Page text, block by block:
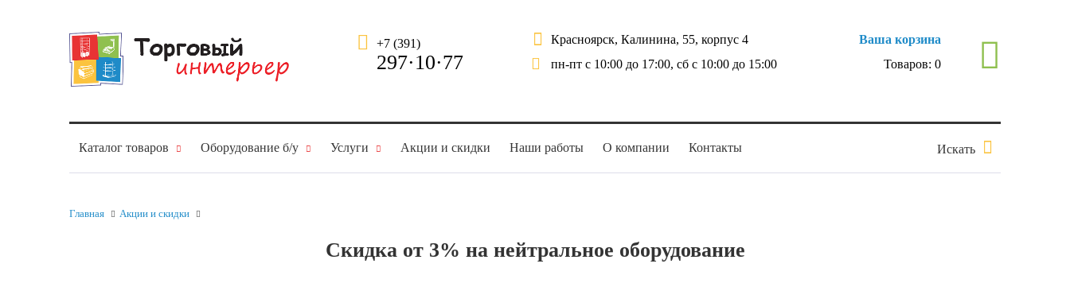
+7 (391)
297·10·77
Красноярск, Калинина, 55, корпус 4
пн-пт с 10:00 до 17:00, сб с 10:00 до 15:00
Ваша корзина
Товаров: 0
Каталог товаров Оборудование б/у Услуги Акции и скидки Наши работы О компании Контакты Искать
Главная Акции и скидки
Скидка от 3% на нейтральное оборудование